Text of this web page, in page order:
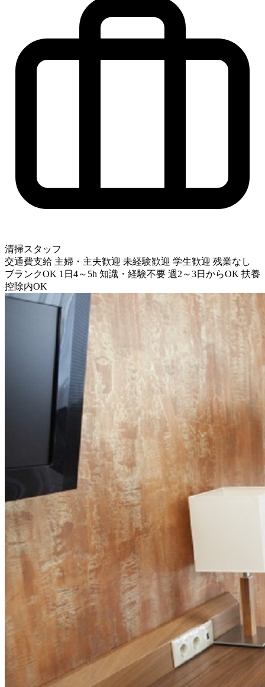
清掃スタッフ
交通費支給 主婦・主夫歓迎 未経験歓迎 学生歓迎 残業なし
ブランクOK 1日4～5h 知識・経験不要 週2～3日からOK 扶養
控除内OK